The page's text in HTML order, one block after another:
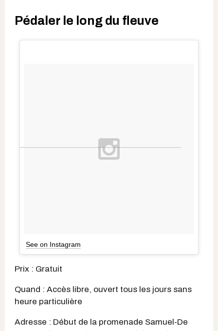
Pédaler le long du fleuve
See on Instagram
Prix : Gratuit
Quand : Accès libre, ouvert tous les jours sans
heure particulière
Adresse : Début de la promenade Samuel-De